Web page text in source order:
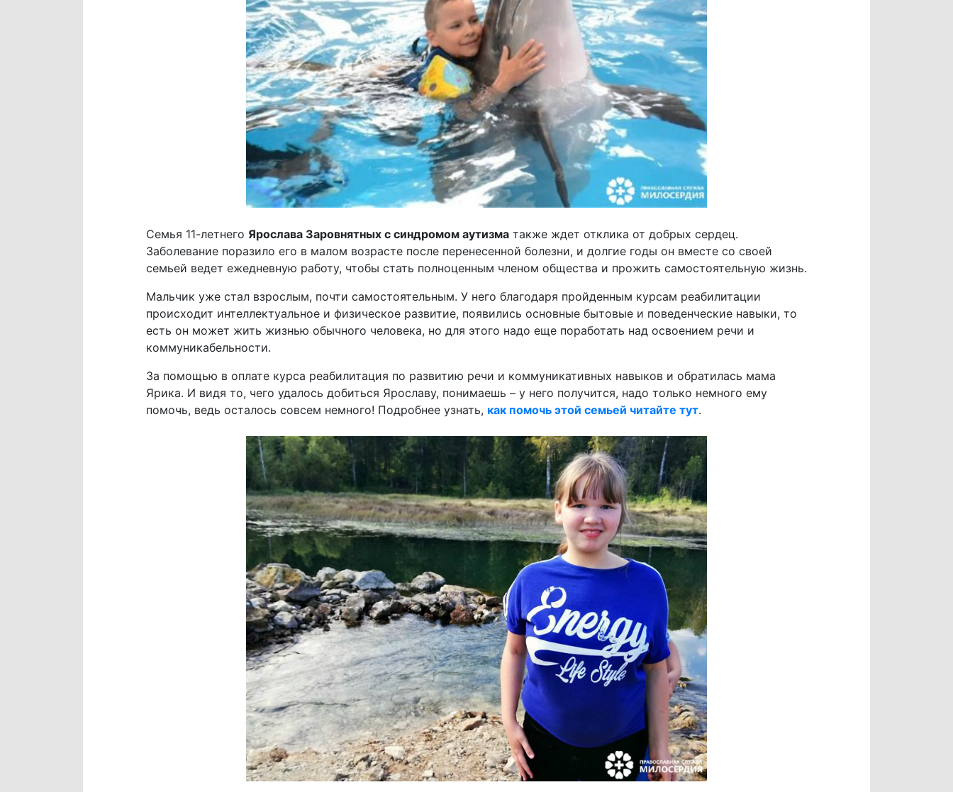
Семья 11-летнего Ярослава Заровнятных с синдромом аутизматакже ждет отклика от добрых сердец.
Заболевание поразило его в малом возрасте после перенесенной болезни, и долгие годы он вместе со своей
семьей ведет ежедневную работу, чтобы стать полноценным членом общества и прожить самостоятельную жизнь.
Мальчик уже стал взрослым, почти самостоятельным. У него благодаря пройденным курсам реабилитации
происходит интеллектуальное и физическое развитие, появились основные бытовые и поведенческие навыки, то
есть он может жить жизнью обычного человека, но для этого надо еще поработать над освоением речи и
коммуникабельности.
За помощью в оплате курса реабилитация по развитию речи и коммуникативных навыков и обратилась мама
Ярика. И видя то, чего удалось добиться Ярославу, понимаешь – у него получится, надо только немного ему
помочь, ведь осталось совсем немного! Подробнее узнать, как помочь этой семьей читайте тут.